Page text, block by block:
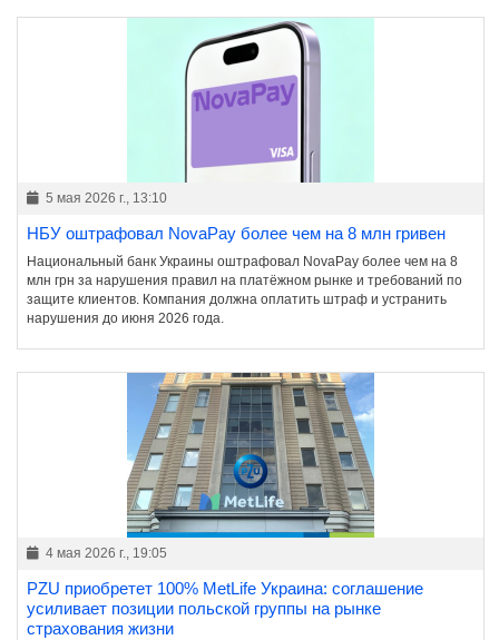
5 мая 2026 г., 13:10
НБУ оштрафовал NovaPay более чем на 8 млн гривен
Национальный банк Украины оштрафовал NovaPay более чем на 8
млн грн за нарушения правил на платёжном рынке и требований по
защите клиентов. Компания должна оплатить штраф и устранить
нарушения до июня 2026 года.
4 мая 2026 г., 19:05
PZU приобретет 100% MetLife Украина: соглашение
усиливает позиции польской группы на рынке
страхования жизни